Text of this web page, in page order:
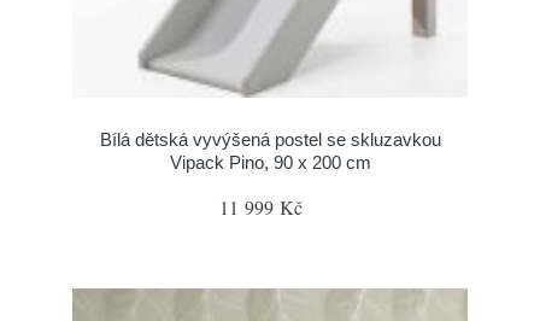
Bílá dětská vyvýšená postel se skluzavkou
Vipack Pino, 90 x 200 cm
11 999 Kč